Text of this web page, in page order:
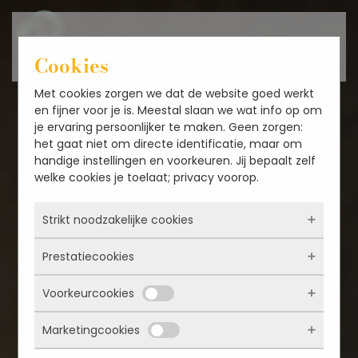
Cookies
Met cookies zorgen we dat de website goed werkt
en fijner voor je is. Meestal slaan we wat info op om
je ervaring persoonlijker te maken. Geen zorgen:
het gaat niet om directe identificatie, maar om
handige instellingen en voorkeuren. Jij bepaalt zelf
welke cookies je toelaat; privacy voorop.
Strikt noodzakelijke cookies
Deze cookies zorgen ervoor dat de website
überhaupt werkt. Ze zijn dus altijd actief en
kunnen niet worden uitgezet. Meestal worden
ze alleen geplaatst als jij iets doet, zoals
inloggen, een formulier invullen of je
privacyvoorkeuren opslaan. Je kunt je browser
Prestatiecookies
Met deze cookies zien we hoe vaak onze site
bezocht wordt, waar bezoekers vandaan
komen en welke pagina’s populair zijn. Zo
kunnen we de website blijven verbeteren.
Voorkeurcookies
Deze cookies onthouden jouw voorkeuren.
Bijvoorbeeld taalkeuze of ingevulde gegevens.
Marketingcookies